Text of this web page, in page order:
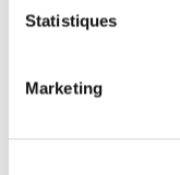
Statistiques
Marketing